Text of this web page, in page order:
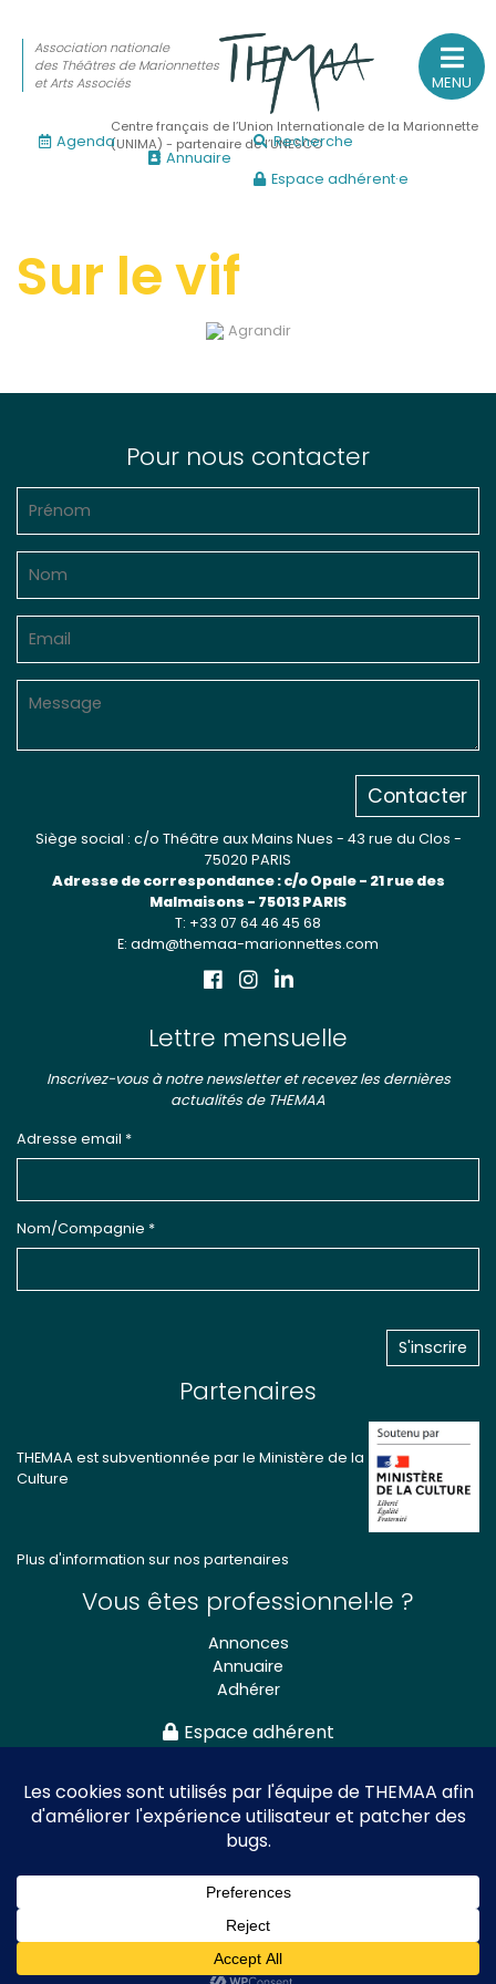
(Actualités, annonces, vie professionnelle)
Sur le vif
Sur le fond
(Fonctionnement, gouvernance, groupes de travail,
Sur le terrain
(Portraits, actions, collaborations)
Sur l’étagère
MENU
Association nationale
des Théâtres de Marionnettes
et Arts Associés
Centre français de l’Union Internationale de la Marionnette
(UNIMA) - partenaire de l’UNESCO
Agenda
Annuaire
Recherche
Espace adhérent·e
Sur le vif
Agrandir
Pour nous contacter
Contacter
Siège social : c/o Théâtre aux Mains Nues - 43 rue du Clos -
75020 PARIS
Adresse de correspondance : c/o Opale - 21 rue des
Malmaisons - 75013 PARIS
T: +33 07 64 46 45 68
E: adm@themaa-marionnettes.com
Lettre mensuelle
Inscrivez-vous à notre newsletter et recevez les dernières
actualités de THEMAA
Adresse email *
Nom/Compagnie *
Partenaires
THEMAA est subventionnée par le Ministère de la
Culture
Plus d'information sur nos partenaires
Vous êtes professionnel·le ?
Annonces
Annuaire
Adhérer
Espace adhérent
Association nationale
des Théâtres de Marionnettes
et Arts Associés